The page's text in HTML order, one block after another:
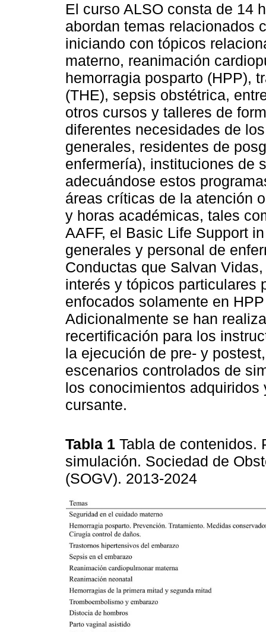
El curso ALSO consta de 14
abordan temas relacionados
iniciando con tópicos
materno, reanimación
hemorragia posparto (HPP),
(THE), sepsis obstétrica,
otros cursos y talleres de
diferentes necesidades de
generales, residentes de
enfermería), instituciones de
adecuándose estos
áreas críticas de la atención
y horas académicas, tales
AAFF, el Basic Life Support
generales y personal de
Conductas que Salvan
interés y tópicos particulares
enfocados solamente en
Adicionalmente se han
recertificación para los
la ejecución de pre- y
escenarios controlados de
los conocimientos
cursante.
Tabla 1 Tabla de contenidos.
simulación. Sociedad de
(SOGV). 2013-2024